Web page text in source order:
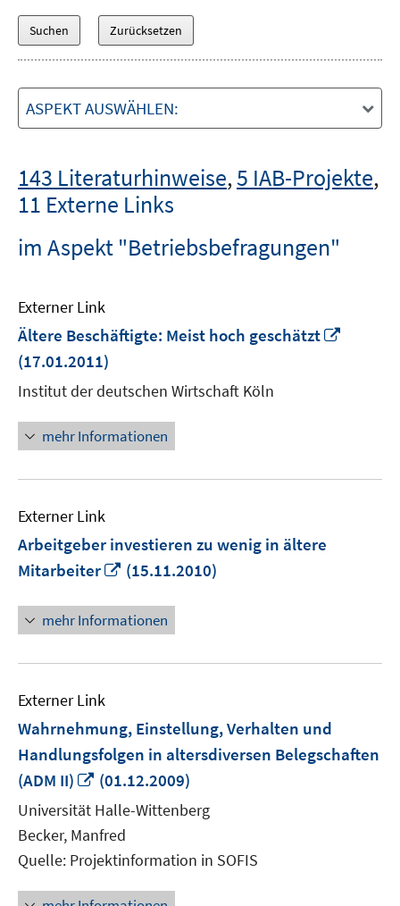
ASPEKT AUSWÄHLEN:
143 Literaturhinweise,5 IAB-Projekte,
11 Externe Links
im Aspekt "Betriebsbefragungen"
Externer Link
Ältere Beschäftigte: Meist hoch geschätzt
(17.01.2011)
Institut der deutschen Wirtschaft Köln
mehr Informationen
Externer Link
Arbeitgeber investieren zu wenig in ältere
Mitarbeiter
In
Fenster
öffnen
(15.11.2010)
mehr Informationen
Externer Link
Wahrnehmung, Einstellung, Verhalten und
Handlungsfolgen in altersdiversen Belegschaften
(ADM II)
In
neuem
Fenster
öffnen
(01.12.2009)
Universität Halle-Wittenberg
Becker, Manfred
Quelle: Projektinformation in SOFIS